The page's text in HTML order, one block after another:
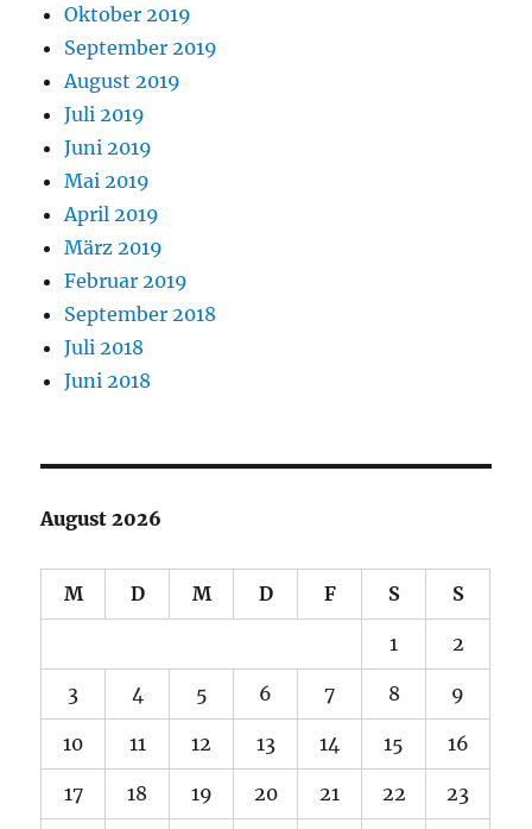
Oktober 2019
September 2019
August 2019
Juli 2019
Juni 2019
Mai 2019
April 2019
März 2019
Februar 2019
September 2018
Juli 2018
Juni 2018
August 2026
M D M D F S S
1 2
3 4 5 6 7 8 9
10 11 12 13 14 15 16
17 18 19 20 21 22 23